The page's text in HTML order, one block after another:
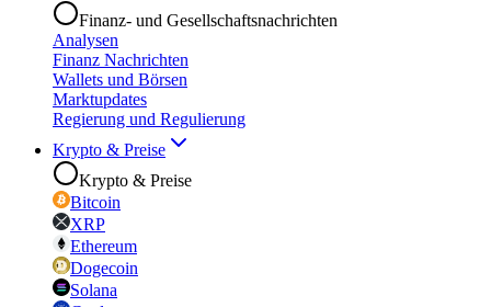
Finanz- und Gesellschaftsnachrichten
Analysen
Finanz Nachrichten
Wallets und Börsen
Marktupdates
Regierung und Regulierung
Krypto & Preise
Krypto & Preise
Bitcoin
XRP
Ethereum
Dogecoin
Solana